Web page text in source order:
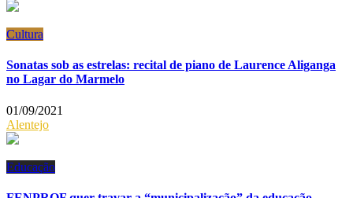
Cultura
Sonatas sob as estrelas: recital de piano de Laurence Aliganga
no Lagar do Marmelo
01/09/2021
Alentejo
Educação